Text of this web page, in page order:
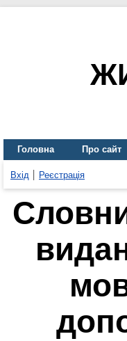
Головна Про сайт
Вхід Реєстрація